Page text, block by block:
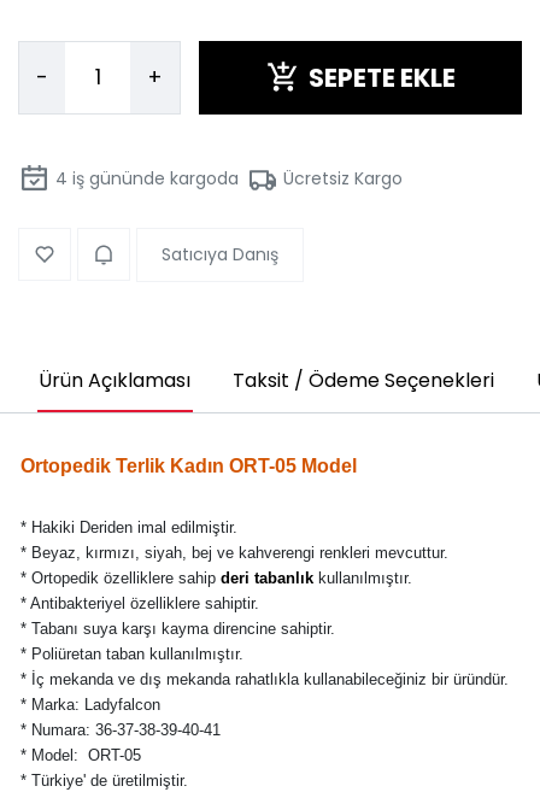
- + SEPETE EKLE
4 iş gününde kargoda Ücretsiz Kargo
Satıcıya Danış
Ürün Açıklaması Taksit / Ödeme Seçenekleri
Ortopedik Terlik Kadın ORT-05 Model
* Hakiki Deriden imal edilmiştir.
* Beyaz, kırmızı, siyah, bej ve kahverengi renkleri mevcuttur.
* Ortopedik özelliklere sahip deri tabanlıkkullanılmıştır.
* Antibakteriyel özelliklere sahiptir.
* Tabanı suya karşı kayma direncine sahiptir.
* Poliüretan taban kullanılmıştır.
* İç mekanda ve dış mekanda rahatlıkla kullanabileceğiniz bir üründür.
* Marka: Ladyfalcon
* Numara: 36-37-38-39-40-41
* Model: ORT-05
* Türkiye' de üretilmiştir.